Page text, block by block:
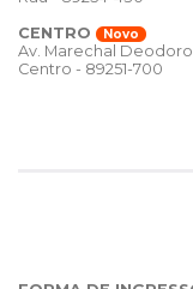
CENTRO
Novo
Av. Marechal
Centro - 89251-700